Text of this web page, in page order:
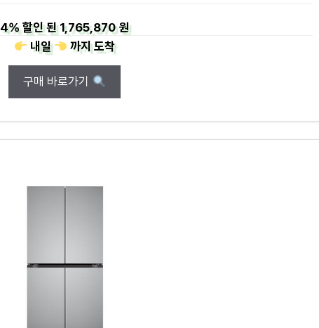
4%할인 된1,765,870 원
내일
까지도착
구매 바로가기